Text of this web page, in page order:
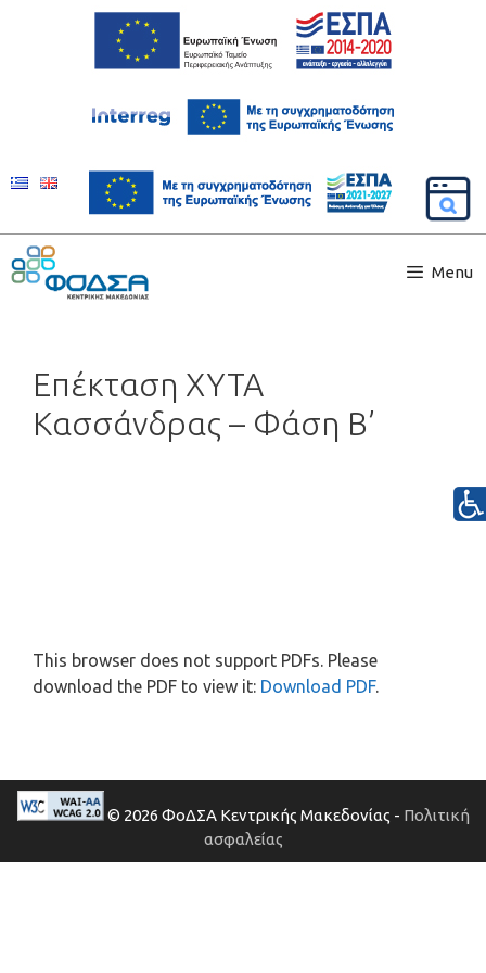
Menu
Επέκταση ΧΥΤΑ
Κασσάνδρας – Φάση Β’
This browser does not support PDFs. Please
download the PDF to view it: Download PDF.
© 2026 ΦοΔΣΑ Κεντρικής Μακεδονίας - Πολιτική
ασφαλείας